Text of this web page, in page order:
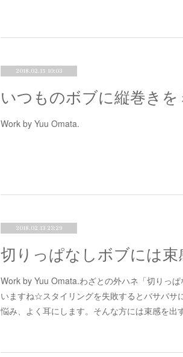
2018.02.15 10:03
いつものボブに縦巻きを
Work by Yuu Omata.
2018.02.13 23:29
Work by Yuu Omata.わざとの外ハネ「切りっ
いますね☆スタイリングを失敗するとバサバサ
悩み、よく耳にします。そんな方には束感を